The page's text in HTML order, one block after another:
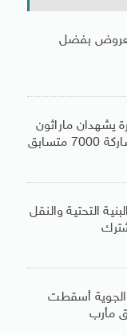
بفضل
يشهدان ماراثون
التحتية والنقل
الجوية أسقطت
مأرب